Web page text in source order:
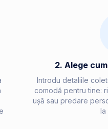
2. Alege
Introdu detaliile
comodă pentru tine:
ușă sau predare
la